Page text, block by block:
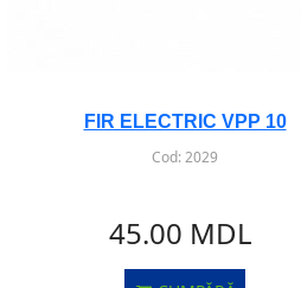
FIR ELECTRIC VPP 10
Cod:2029
45.00 MDL